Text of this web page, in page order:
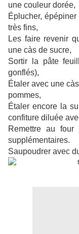
une couleur dorée,
Éplucher,
très fins,
Les faire revenir
une càs de sucre,
Sortir la pâte
gonflés),
Étaler avec une
pommes,
Étaler encore la
confiture diluée
Remettre au
supplémentaires.
Saupoudrer avec